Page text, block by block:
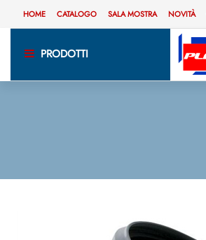
HOME CATALOGO SALA MOSTRA NOVITÀ
PRODOTTI